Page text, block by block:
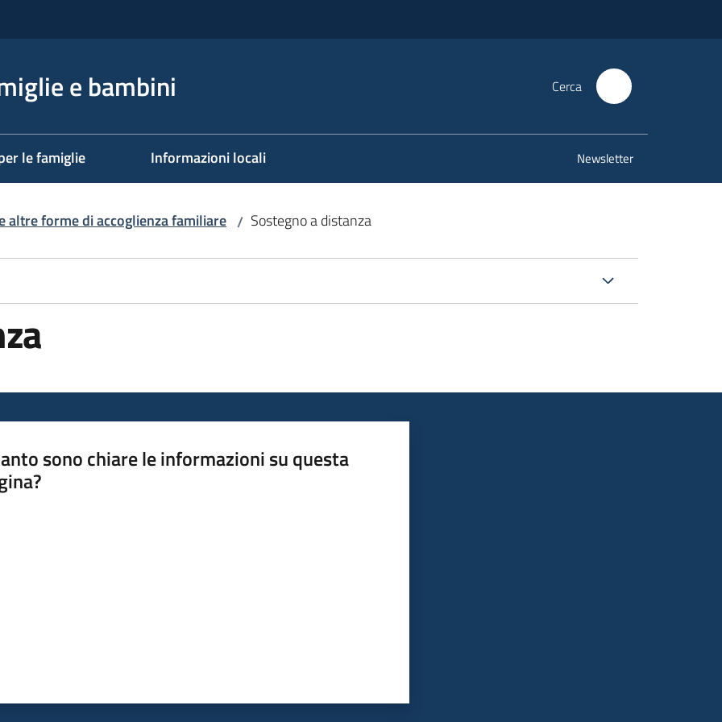
e bambini Cerca
le famiglie Informazioni locali Newsletter
altre forme di accoglienza familiare / Sostegno a distanza
sono chiare le informazioni su questa